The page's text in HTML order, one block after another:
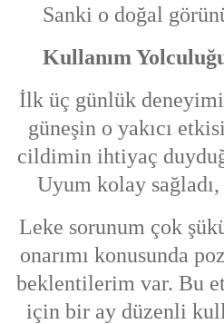
Sanki o doğal
Kullanım
İlk üç günlük
güneşin o yakıcı
cildimin ihtiyaç
Uyum kolay sağladı,
Leke sorunum çok
onarımı konusunda
beklentilerim var. Bu
için bir ay düzenli